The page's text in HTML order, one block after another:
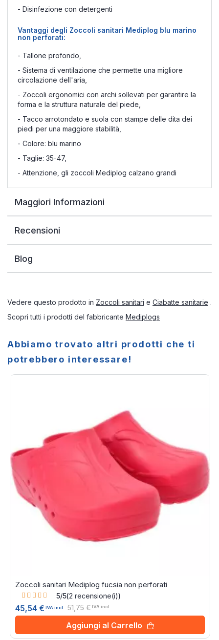
- Disinfezione con detergenti
Vantaggi degli Zoccoli sanitari Mediplog blu marino
non perforati:
- Tallone profondo,
- Sistema di ventilazione che permette una migliore
circolazione dell'aria,
- Zoccoli ergonomici con archi sollevati per garantire la
forma e la struttura naturale del piede,
- Tacco arrotondato e suola con stampe delle dita dei
piedi per una maggiore stabilità,
- Colore: blu marino
- Taglie: 35-47,
- Attenzione, gli zoccoli Mediplog calzano grandi
Maggiori Informazioni
Recensioni
Blog
Vedere questo prodotto in Zoccoli sanitari e Ciabatte sanitarie .
Scopri tutti i prodotti del fabbricante Mediplogs
Abbiamo trovato altri prodotti che ti
potrebbero interessare!
Zoccoli sanitari Mediplog fucsia non perforati
Rating:
5/5(2 recensione(i))
45,54 € IVA incl. 51,75 € IVA incl.
Aggiungi al Carrello